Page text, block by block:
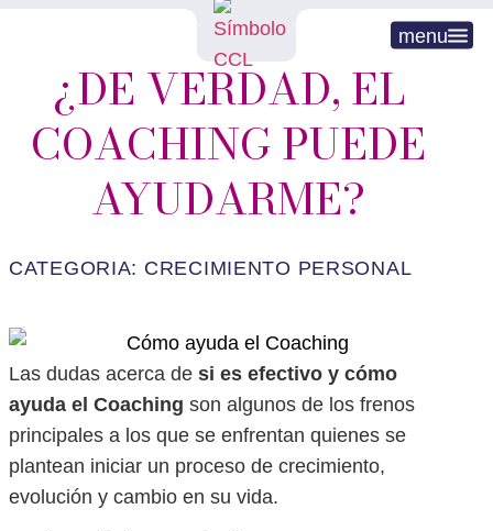
menu
¿DE VERDAD, EL
COACHING PUEDE
AYUDARME?
CATEGORIA: CRECIMIENTO PERSONAL
Las dudas acerca de si es efectivo y cómo
ayuda el Coaching son algunos de los frenos
principales a los que se enfrentan quienes se
plantean iniciar un proceso de crecimiento,
evolución y cambio en su vida.